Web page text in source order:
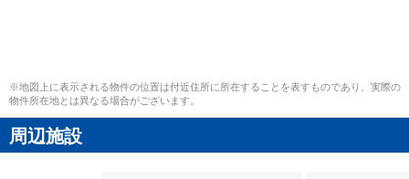
※地図上に表示される物件の位置は付近住所に所在することを表すものであり、実際の
物件所在地とは異なる場合がございます。
周辺施設